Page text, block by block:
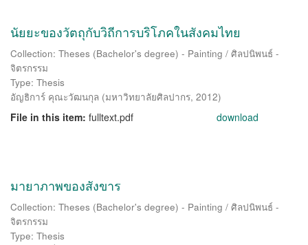
นัยยะของวัตถุกับวิถีการบริโภคในสังคมไทย
Collection: Theses (Bachelor's degree) - Painting / ศิลปนิพนธ์ -
จิตรกรรม
Type: Thesis
อัญธิการ์ คุณะวัฒนกุล (มหาวิทยาลัยศิลปากร, 2012)
File in this item: fulltext.pdf download
มายาภาพของสังขาร
Collection: Theses (Bachelor's degree) - Painting / ศิลปนิพนธ์ -
จิตรกรรม
Type: Thesis